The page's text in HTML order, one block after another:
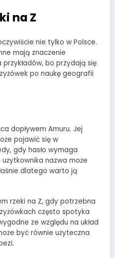
na Z
nie tylko w Polsce.
mają znaczenie
bo przydają się
po naukę geografii
dopływem Amuru. Jej
pojawić się w
gdy hasło wymaga
nazwa może
dlatego warto ją
rzeki na Z, gdy potrzebna
często spotyka
ze względu na układ
być równie użyteczna